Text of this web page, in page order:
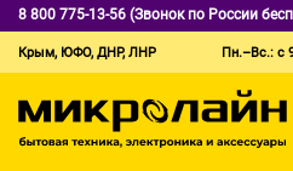
8 800 775-13-56 (Звонок по России
Крым, ЮФО, ДНР, ЛНР Пн.–Вс.: с